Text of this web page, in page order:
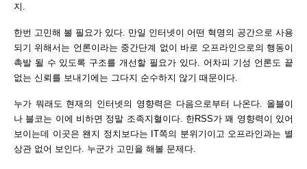
지.
한번 고민해 볼 필요가 있다. 만일 인터넷이 어떤 혁명의 공간으로 사용
되기 위해서는 언론이라는 중간단계 없이 바로 오프라인으로의 행동이
촉발 될 수 있도록 구조를 개선할 필요가 있다. 어차피 기성 언론도 끝
없는 신뢰를 보내기에는 그다지 순수하지 않기 때문이다.
누가 뭐래도 현재의 인터넷의 영향력은 다음으로부터 나온다. 올블이
나 블코는 이에 비하면 정말 조족지혈이다. 한RSS가 꽤 영향력이 있어
보이는데 이곳은 왠지 정치보다는 IT쪽의 분위기이고 오프라인과는 별
상관 없어 보인다. 누군가 고민을 해볼 문제다.